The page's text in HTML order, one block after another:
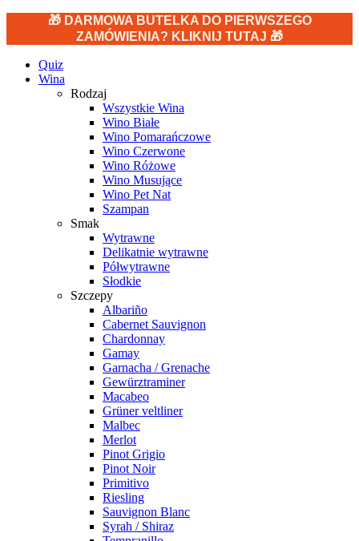
🎁 DARMOWA BUTELKA DO PIERWSZEGO
ZAMÓWIENIA? KLIKNIJ TUTAJ 🎁
Quiz
Wina
Rodzaj
Wszystkie Wina
Wino Białe
Wino Pomarańczowe
Wino Czerwone
Wino Różowe
Wino Musujące
Wino Pet Nat
Szampan
Smak
Wytrawne
Delikatnie wytrawne
Półwytrawne
Słodkie
Szczepy
Albariño
Cabernet Sauvignon
Chardonnay
Gamay
Garnacha / Grenache
Gewürztraminer
Macabeo
Grüner veltliner
Malbec
Merlot
Pinot Grigio
Pinot Noir
Primitivo
Riesling
Sauvignon Blanc
Syrah / Shiraz